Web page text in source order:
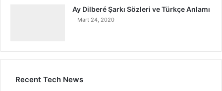
Ay Dilberé Şarkı Sözleri ve Türkçe Anlamı
Mart 24, 2020
Recent Tech News